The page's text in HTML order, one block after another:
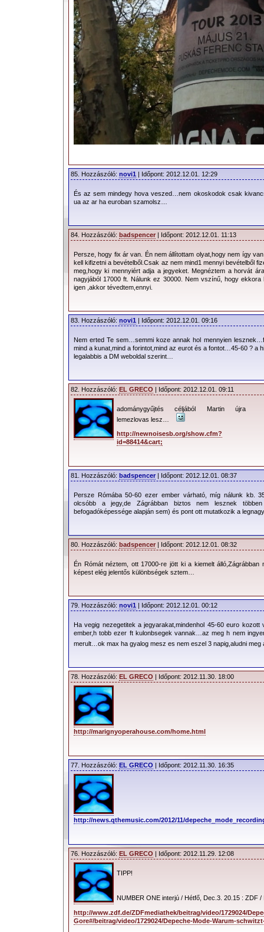
85. Hozzászóló: novi1 | Időpont: 2012.12.01. 12:29
És az sem mindegy hova veszed…nem okoskodok csak
ua az ar ha euroban szamolsz…
84. Hozzászóló: badspencer | Időpont: 2012.12.01. 11:13
Persze, hogy fix ár van. Én nem állítottam olyat,hogy nem így
kell kifizetni a bevételből.Csak az nem mind1 mennyi bevételből
meg,hogy ki mennyiért adja a jegyeket. Megnéztem a horvát
nagyjából 17000 ft. Nálunk ez 30000. Nem vszínű, hogy
igen ,akkor tévedtem,ennyi.
83. Hozzászóló: novi1 | Időpont: 2012.12.01. 09:16
Nem erted Te sem…semmi koze annak hol mennyien
mind a kunat,mind a forintot,mind az eurot és a fontot…45-60 ? a
legalabbis a DM weboldal szerint…
82. Hozzászóló: EL GRECO | Időpont: 2012.12.01. 09:11
adománygyűjtés céljából Martin újra
lemezlovas lesz…
http://newnoisesb.org/show.cfm?
id=88414&cart;
81. Hozzászóló: badspencer | Időpont: 2012.12.01. 08:37
Persze Rómába 50-60 ezer ember várható, míg nálunk kb.
olcsóbb a jegy,de Zágrábban biztos nem lesznek
befogadóképessége alapján sem) és pont ott mutatkozik a
80. Hozzászóló: badspencer | Időpont: 2012.12.01. 08:32
Én Rómát néztem, ott 17000-re jött ki a kiemelt
képest elég jelentős különbségek sztem…
79. Hozzászóló: novi1 | Időpont: 2012.12.01. 00:12
Ha vegig nezegetitek a jegyarakat,mindenhol 45-60 euro
ember,h tobb ezer ft kulonbsegek vannak…az meg h nem
merult…ok max ha gyalog mesz es nem eszel 3 napig,aludni
78. Hozzászóló: EL GRECO | Időpont: 2012.11.30. 18:00
http://marignyoperahouse.com/home.html
77. Hozzászóló: EL GRECO | Időpont: 2012.11.30. 16:35
http://news.qthemusic.com/2012/11/
76. Hozzászóló: EL GRECO | Időpont: 2012.11.29. 12:08
TIPP!
NUMBER ONE interjú / Hétfő, Dec.3. 20.15 :
http://www.zdf.de/ZDFmediathek/beitrag/video/1729024/
Gore#/beitrag/video/1729024/Depeche-Mode-Warum-